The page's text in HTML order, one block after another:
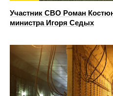
Участник СВО Роман
министра Игоря Седых